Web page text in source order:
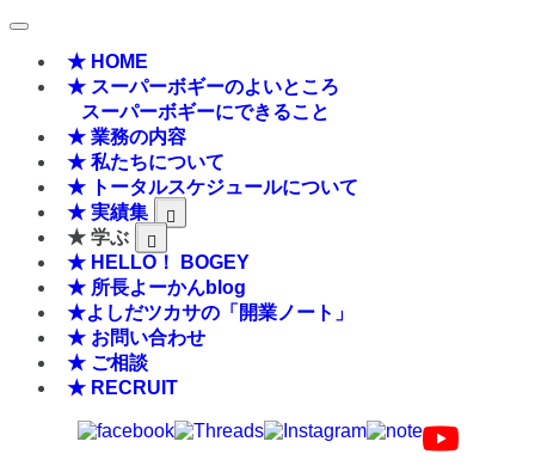
★ HOME
★ スーパーボギーのよいところ
スーパーボギーにできること
★ 業務の内容
★ 私たちについて
★ トータルスケジュールについて
★ 実績集
★ 学ぶ
★ HELLO！ BOGEY
★ 所長よーかんblog
★よしだツカサの「開業ノート」
★ お問い合わせ
★ ご相談
★ RECRUIT